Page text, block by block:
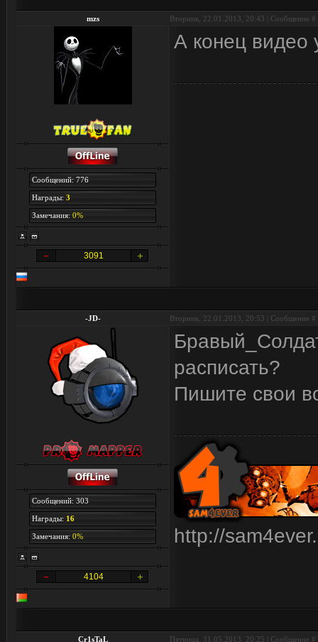
mzs Вторник, 22.01.2013, 20:43 | Сообщение #
Сообщений: 776
Награды: 3
Замечания: 0%
3091
А конец видео
-JD- Вторник, 22.01.2013, 20:53 | Сообщение #
Сообщений: 303
Награды: 16
Замечания: 0%
4104
расписать?
Пишите свои
http://
Cr1sTaL Пятница, 31.05.2013, 20:25 | Сообщение #